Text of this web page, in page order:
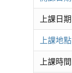
上課日期
上課地點
上課時間